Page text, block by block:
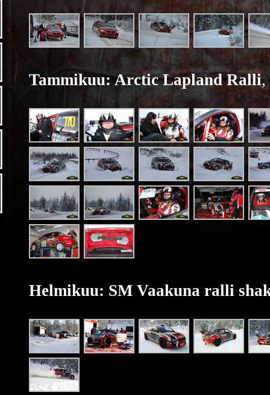
Tammikuu: Arctic Lapland Ralli,
Helmikuu: SM Vaakuna ralli